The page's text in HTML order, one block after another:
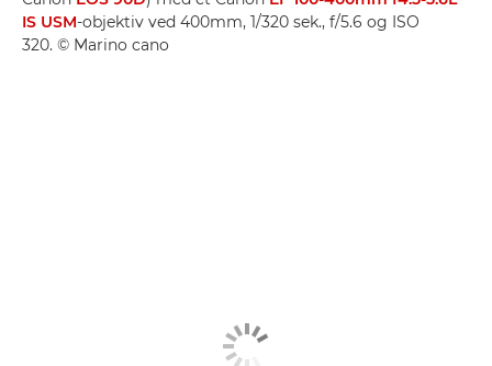
IS USM-objektiv ved 400mm, 1/320 sek., f/5.6 og ISO
320. © Marino cano